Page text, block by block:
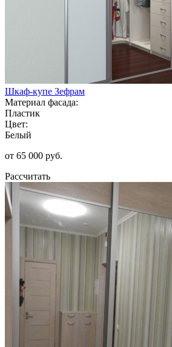
Шкаф-купе Зефрам
Материал фасада:
Пластик
Цвет:
Белый
от 65 000 руб.
Рассчитать